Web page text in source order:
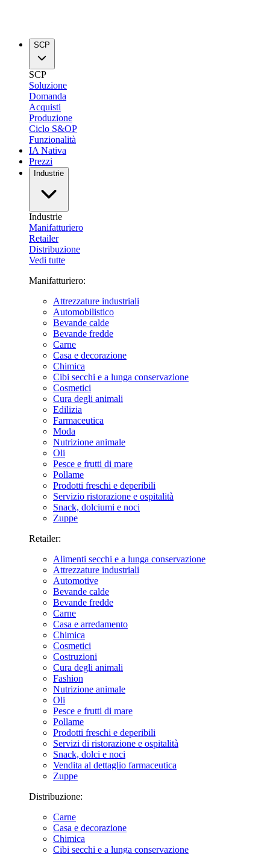
SCP
SCP
Soluzione
Domanda
Acquisti
Produzione
Ciclo S&OP
Funzionalità
IA Nativa
Prezzi
Industrie
Industrie
Manifatturiero
Retailer
Distribuzione
Vedi tutte
Manifatturiero:
Attrezzature industriali
Automobilistico
Bevande calde
Bevande fredde
Carne
Casa e decorazione
Chimica
Cibi secchi e a lunga conservazione
Cosmetici
Cura degli animali
Edilizia
Farmaceutica
Moda
Nutrizione animale
Oli
Pesce e frutti di mare
Pollame
Prodotti freschi e deperibili
Servizio ristorazione e ospitalità
Snack, dolciumi e noci
Zuppe
Retailer:
Alimenti secchi e a lunga conservazione
Attrezzature industriali
Automotive
Bevande calde
Bevande fredde
Carne
Casa e arredamento
Chimica
Cosmetici
Costruzioni
Cura degli animali
Fashion
Nutrizione animale
Oli
Pesce e frutti di mare
Pollame
Prodotti freschi e deperibili
Servizi di ristorazione e ospitalità
Snack, dolci e noci
Vendita al dettaglio farmaceutica
Zuppe
Distribuzione:
Carne
Casa e decorazione
Chimica
Cibi secchi e a lunga conservazione